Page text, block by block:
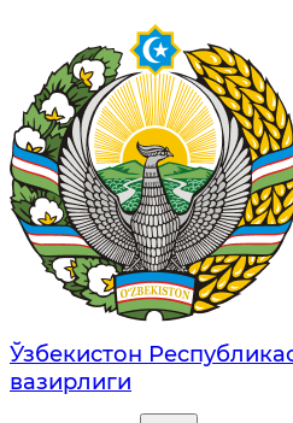
Ўзбекистон
вазирлиги